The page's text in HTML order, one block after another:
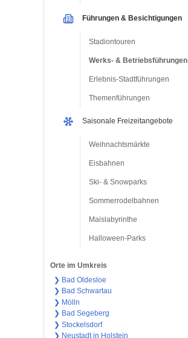
Führungen & Besichtigungen
Stadiontouren
Werks- & Betriebsführungen
Erlebnis-Stadtführungen
Themenführungen
Saisonale Freizeitangebote
Weihnachtsmärkte
Eisbahnen
Ski- & Snowparks
Sommerrodelbahnen
Maislabyrinthe
Halloween-Parks
Orte im Umkreis
❯ Bad Oldesloe
❯ Bad Schwartau
❯ Mölln
❯ Bad Segeberg
❯ Stockelsdorf
❯ Neustadt in Holstein